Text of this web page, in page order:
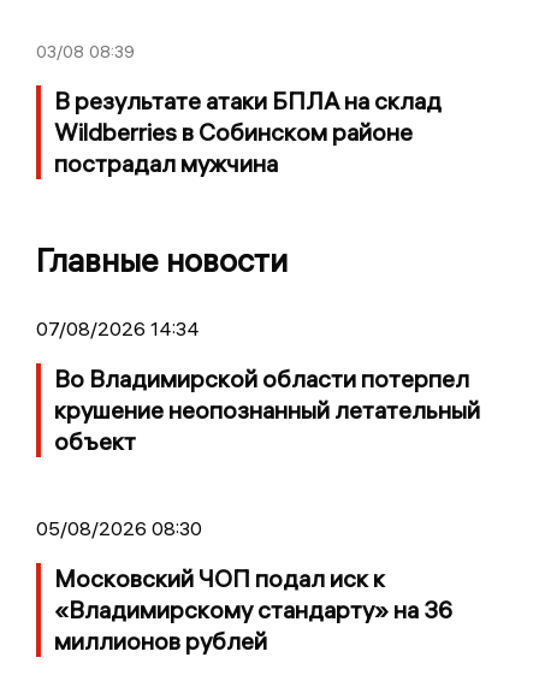
03/08 08:39
В результате атаки БПЛА на склад
Wildberries в Собинском районе
пострадал мужчина
Главные новости
07/08/2026 14:34
Во Владимирской области потерпел
крушение неопознанный летательный
объект
05/08/2026 08:30
Московский ЧОП подал иск к
«Владимирскому стандарту» на 36
миллионов рублей